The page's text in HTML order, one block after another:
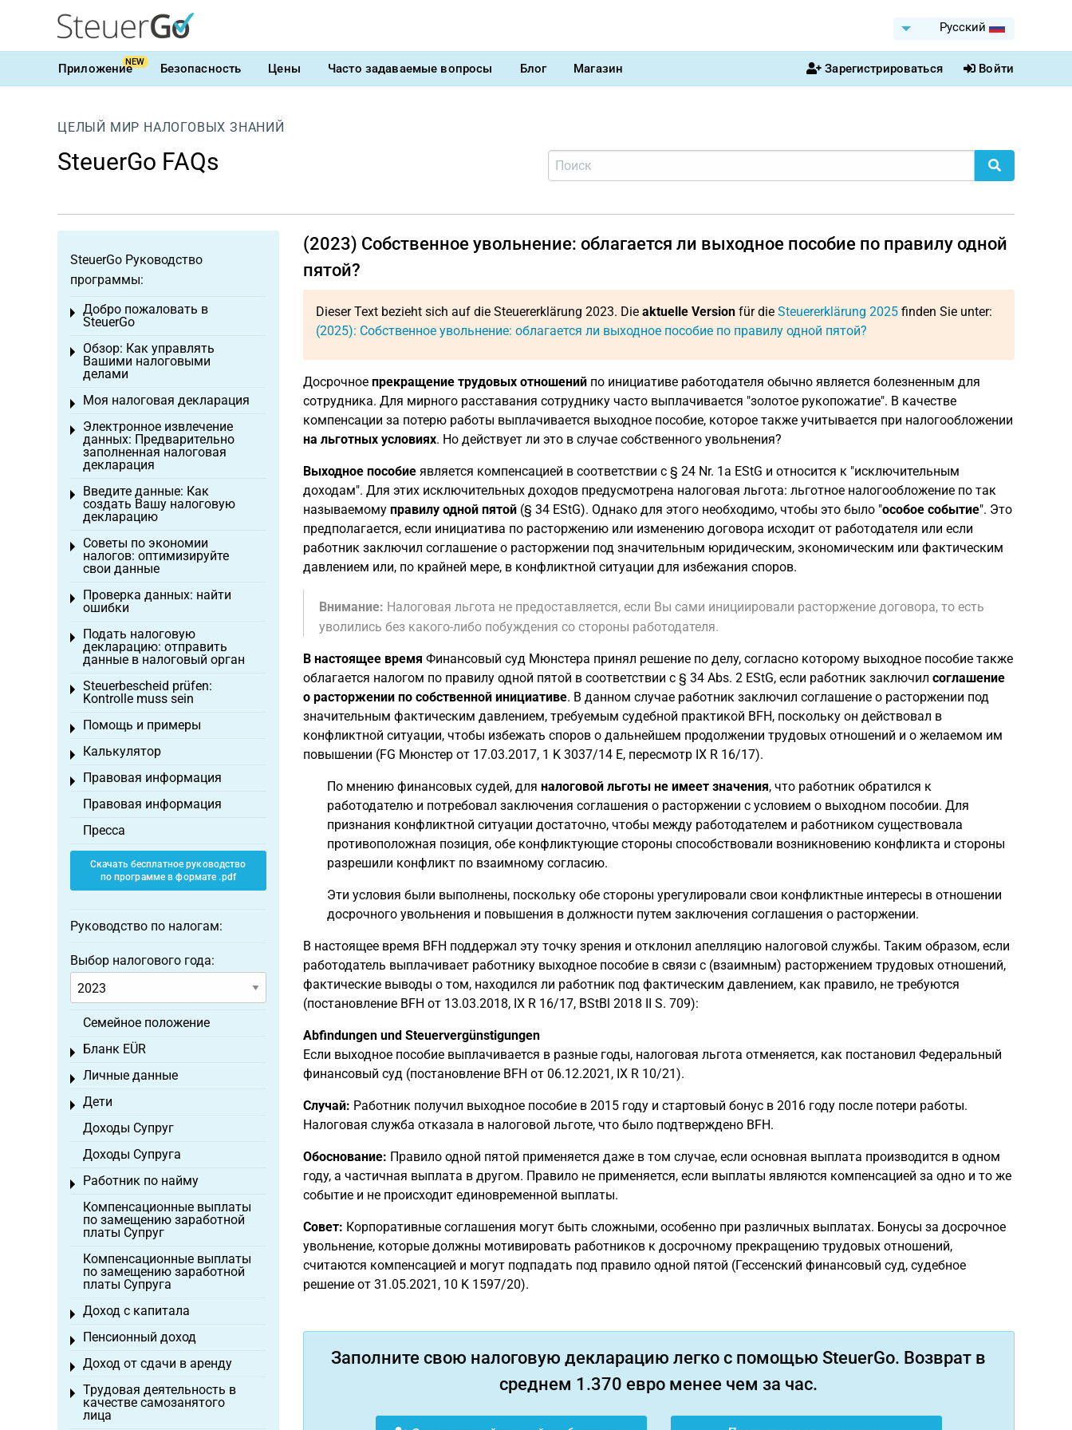
Pусский
ПриложениеNEW Безопасность Цены Часто задаваемые вопросы Блог Магазин Зарегистрироваться Войти
ЦЕЛЫЙ МИР НАЛОГОВЫХ ЗНАНИЙ
SteuerGo FAQs
(2023) Собственное увольнение: облагается ли выходное пособие по правилу одной
пятой?
Dieser Text bezieht sich auf die Steuererklärung 2023. Die aktuelle Versionfür die Steuererklärung 2025finden Sie unter:
(2025): Собственное увольнение: облагается ли выходное пособие по правилу одной пятой?
Досрочное прекращение трудовых отношенийпо инициативе работодателя обычно является болезненным для
сотрудника. Для мирного расставания сотруднику часто выплачивается "золотое рукопожатие". В качестве
компенсации за потерю работы выплачивается выходное пособие, которое также учитывается при налогообложении
на льготных условиях. Но действует ли это в случае собственного увольнения?
Выходное пособиеявляется компенсацией в соответствии с § 24 Nr. 1a EStG и относится к "исключительным
доходам". Для этих исключительных доходов предусмотрена налоговая льгота: льготное налогообложение по так
называемому правилу одной пятой(§ 34 EStG). Однако для этого необходимо, чтобы это было "особое событие". Это
предполагается, если инициатива по расторжению или изменению договора исходит от работодателя или если
работник заключил соглашение о расторжении под значительным юридическим, экономическим или фактическим
давлением или, по крайней мере, в конфликтной ситуации для избежания споров.
Внимание: Налоговая льгота не предоставляется, если Вы сами инициировали расторжение договора, то есть
уволились без какого-либо побуждения со стороны работодателя.
В настоящее время Финансовый суд Мюнстера принял решение по делу, согласно которому выходное пособие также
облагается налогом по правилу одной пятой в соответствии с § 34 Abs. 2 EStG, если работник заключил соглашение
о расторжении по собственной инициативе. В данном случае работник заключил соглашение о расторжении под
значительным фактическим давлением, требуемым судебной практикой BFH, поскольку он действовал в
конфликтной ситуации, чтобы избежать споров о дальнейшем продолжении трудовых отношений и о желаемом им
повышении (FG Мюнстер от 17.03.2017, 1 K 3037/14 E, пересмотр IX R 16/17).
По мнению финансовых судей, для налоговой льготы не имеет значения, что работник обратился к
работодателю и потребовал заключения соглашения о расторжении с условием о выходном пособии. Для
признания конфликтной ситуации достаточно, чтобы между работодателем и работником существовала
противоположная позиция, обе конфликтующие стороны способствовали возникновению конфликта и стороны
разрешили конфликт по взаимному согласию.
Эти условия были выполнены, поскольку обе стороны урегулировали свои конфликтные интересы в отношении
досрочного увольнения и повышения в должности путем заключения соглашения о расторжении.
В настоящее время BFH поддержал эту точку зрения и отклонил апелляцию налоговой службы. Таким образом, если
работодатель выплачивает работнику выходное пособие в связи с (взаимным) расторжением трудовых отношений,
фактические выводы о том, находился ли работник под фактическим давлением, как правило, не требуются
(постановление BFH от 13.03.2018, IX R 16/17, BStBl 2018 II S. 709):
Abfindungen und Steuervergünstigungen
Если выходное пособие выплачивается в разные годы, налоговая льгота отменяется, как постановил Федеральный
финансовый суд (постановление BFH от 06.12.2021, IX R 10/21).
Случай: Работник получил выходное пособие в 2015 году и стартовый бонус в 2016 году после потери работы.
Налоговая служба отказала в налоговой льготе, что было подтверждено BFH.
Обоснование: Правило одной пятой применяется даже в том случае, если основная выплата производится в одном
году, а частичная выплата в другом. Правило не применяется, если выплаты являются компенсацией за одно и то же
событие и не происходит единовременной выплаты.
Совет: Корпоративные соглашения могут быть сложными, особенно при различных выплатах. Бонусы за досрочное
увольнение, которые должны мотивировать работников к досрочному прекращению трудовых отношений,
считаются компенсацией и могут подпадать под правило одной пятой (Гессенский финансовый суд, судебное
решение от 31.05.2021, 10 K 1597/20).
Заполните свою налоговую декларацию легко с помощью SteuerGo. Возврат в
среднем 1.370 евро менее чем за час.
SteuerGo Руководство
программы:
Добро пожаловать в
SteuerGo
Toggle menu
Обзор: Как управлять
Вашими налоговыми
делами
Toggle menu
Моя налоговая декларация
Toggle menu
Электронное извлечение
данных: Предварительно
заполненная налоговая
декларация
Toggle menu
Введите данные: Как
создать Вашу налоговую
декларацию
Toggle menu
Советы по экономии
налогов: оптимизируйте
свои данные
Toggle menu
Проверка данных: найти
ошибки
Toggle menu
Подать налоговую
декларацию: отправить
данные в налоговый орган
Toggle menu
Steuerbescheid prüfen:
Kontrolle muss sein
Toggle menu
Помощь и примеры
Toggle menu
Калькулятор
Toggle menu
Правовая информация
Toggle menu
Правовая информация
Пресса
Скачать бесплатное руководство
по программе в формате .pdf
Руководство по налогам:
Выбор налогового года:
Семейное положение
Бланк EÜR
Toggle menu
Личные данные
Toggle menu
Дети
Toggle menu
Доходы Супруг
Доходы Супруга
Работник по найму
Toggle menu
Компенсационные выплаты
по замещению заработной
платы Супруг
Компенсационные выплаты
по замещению заработной
платы Супруга
Доход с капитала
Toggle menu
Пенсионный доход
Toggle menu
Доход от сдачи в аренду
Toggle menu
Трудовая деятельность в
качестве самозанятого
лица
Toggle menu